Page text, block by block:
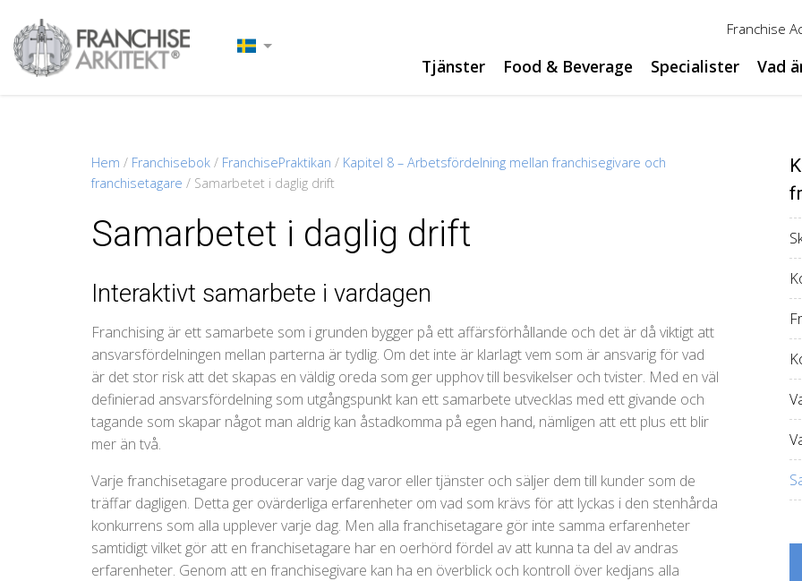
Franchise
Tjänster Food & Beverage Specialister Vad
Hem / Franchisebok / FranchisePraktikan / Kapitel 8 – Arbetsfördelning mellan franchisegivare och
franchisetagare / Samarbetet i daglig drift
Samarbetet i daglig drift
Interaktivt samarbete i vardagen
Franchising är ett samarbete som i grunden bygger på ett affärsförhållande och det är då viktigt att
ansvarsfördelningen mellan parterna är tydlig. Om det inte är klarlagt vem som är ansvarig för vad
är det stor risk att det skapas en väldig oreda som ger upphov till besvikelser och tvister. Med en väl
definierad ansvarsfördelning som utgångspunkt kan ett samarbete utvecklas med ett givande och
tagande som skapar något man aldrig kan åstadkomma på egen hand, nämligen att ett plus ett blir
mer än två.
Varje franchisetagare producerar varje dag varor eller tjänster och säljer dem till kunder som de
träffar dagligen. Detta ger ovärderliga erfarenheter om vad som krävs för att lyckas i den stenhårda
konkurrens som alla upplever varje dag. Men alla franchisetagare gör inte samma erfarenheter
samtidigt vilket gör att en franchisetagare har en oerhörd fördel av att kunna ta del av andras
erfarenheter. Genom att en franchisegivare kan ha en överblick och kontroll över kedjans alla